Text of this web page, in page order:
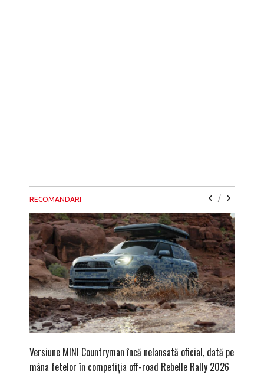
RECOMANDARI /
Versiune MINI Countryman încă nelansată oficial, dată pe
mâna fetelor în competiția off-road Rebelle Rally 2026